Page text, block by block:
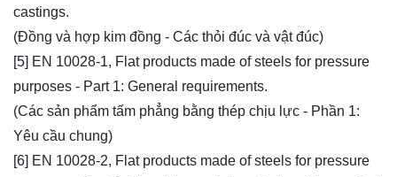
castings.
(Đồng và hợp kim đồng - Các thỏi đúc và vật đúc)
[5] EN 10028-1, Flat products made of steels for pressure
purposes - Part 1: General requirements.
(Các sản phẩm tấm phẳng bằng thép chịu lực - Phần 1:
Yêu cầu chung)
[6] EN 10028-2, Flat products made of steels for pressure